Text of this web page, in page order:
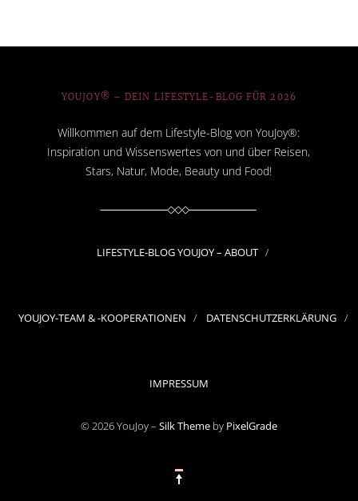
YOUJOY® – DEIN LIFESTYLE-BLOG FÜR 2026
Willkommen auf dem Lifestyle-Blog von YouJoy®:
Inspiration und Wissenswertes von und über Reisen,
Stars, Natur, Mode, Beauty und Food!
LIFESTYLE-BLOG YOUJOY – ABOUT
YOUJOY-TEAM & -KOOPERATIONEN DATENSCHUTZERKLÄRUNG
IMPRESSUM
© 2026 YouJoy – Silk Theme by PixelGrade